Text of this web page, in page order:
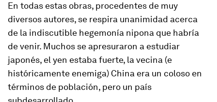
En todas estas obras, procedentes de muy
diversos autores, se respira unanimidad acerca
de la indiscutible hegemonía nipona que habría
de venir. Muchos se apresuraron a estudiar
japonés, el yen estaba fuerte, la vecina (e
históricamente enemiga) China era un coloso en
términos de población, pero un país